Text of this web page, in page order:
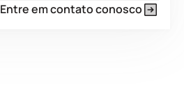
Entre em contato conosco